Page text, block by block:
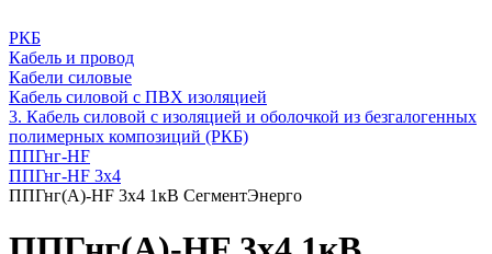
РКБ
Кабель и провод
Кабели силовые
Кабель силовой с ПВХ изоляцией
3. Кабель силовой с изоляцией и оболочкой из безгалогенных
полимерных композиций (РКБ)
ППГнг-HF
ППГнг-HF 3х4
ППГнг(А)-HF 3х4 1кВ СегментЭнерго